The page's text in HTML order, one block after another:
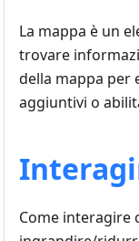
La mappa è un
trovare
della mappa per
aggiuntivi o
Come interagire